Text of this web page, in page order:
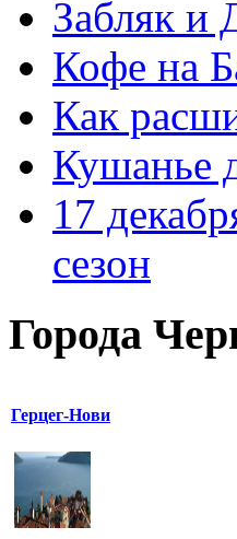
Забляк и
Кофе на
Как
Кушанье
17
сезон
Города
Герцег-Нови